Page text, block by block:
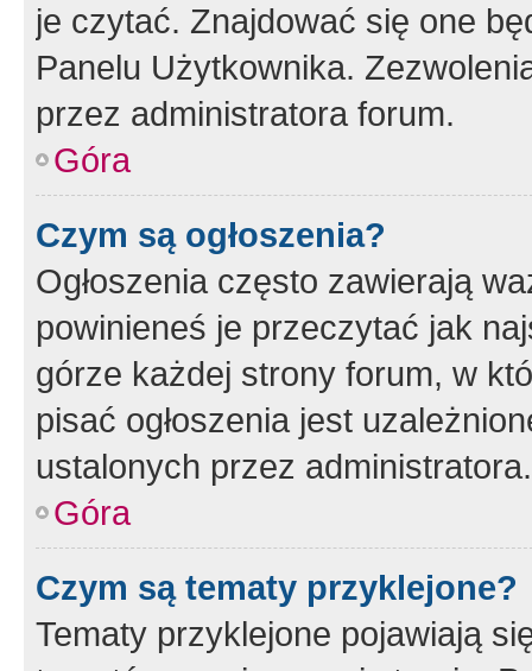
je czytać. Znajdować się one
Panelu Użytkownika.
przez administratora forum.
Góra
Czym są ogłoszenia?
Ogłoszenia często zawierają
powinieneś je przeczytać jak
górze każdej strony forum, w
pisać ogłoszenia jest
ustalonych przez administratora.
Góra
Czym są tematy przyklejone?
Tematy przyklejone pojawiają